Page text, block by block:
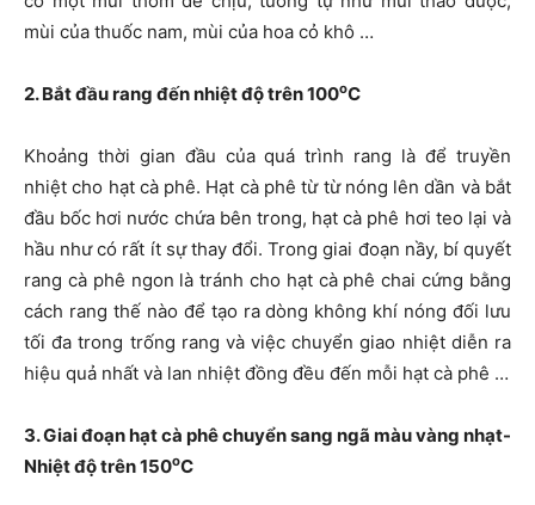
mùi của thuốc nam, mùi của hoa cỏ khô …
2. Bắt đầu rang đến nhiệt độ trên 100oC
Khoảng thời gian đầu của quá trình rang là để truyền
nhiệt cho hạt cà phê. Hạt cà phê từ từ nóng lên dần và bắt
đầu bốc hơi nước chứa bên trong, hạt cà phê hơi teo lại và
hầu như có rất ít sự thay đổi. Trong giai đoạn nầy, bí quyết
rang cà phê ngon là tránh cho hạt cà phê chai cứng bằng
cách rang thế nào để tạo ra dòng không khí nóng đối lưu
tối đa trong trống rang và việc chuyển giao nhiệt diễn ra
hiệu quả nhất và lan nhiệt đồng đều đến mỗi hạt cà phê …
3. Giai đoạn hạt cà phê chuyển sang ngã màu vàng nhạt-
Nhiệt độ trên 150oC